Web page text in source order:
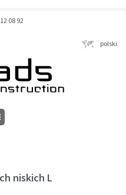
08 92
polski
niskich L